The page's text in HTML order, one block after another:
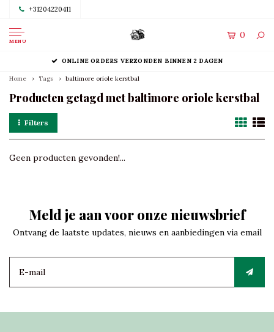
+31204220411
MENU
0
ONLINE ORDERS VERZONDEN BINNEN 2 DAGEN
Home Tags baltimore oriole kerstbal
Producten getagd met baltimore oriole kerstbal
Filters
Geen producten gevonden!...
Meld je aan voor onze nieuwsbrief
Ontvang de laatste updates, nieuws en aanbiedingen via email